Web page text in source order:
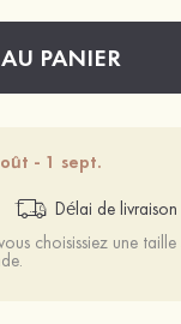
PANIER
- 1 sept.
Délai de
choisissiez une